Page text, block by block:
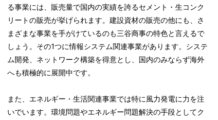
る事業には、販売量で国内の実績を誇るセメント・生コンク
リートの販売が挙げられます。建設資材の販売の他にも、さ
まざまな事業を手がけているのも三谷商事の特色と言えるで
しょう。その1つに情報システム関連事業があります。システ
ム開発、ネットワーク構築を得意とし、国内のみならず海外
へも積極的に展開中です。
また、エネルギー・生活関連事業では特に風力発電に力を注
いでいます。環境問題やエネルギー問題解決の手段としてク